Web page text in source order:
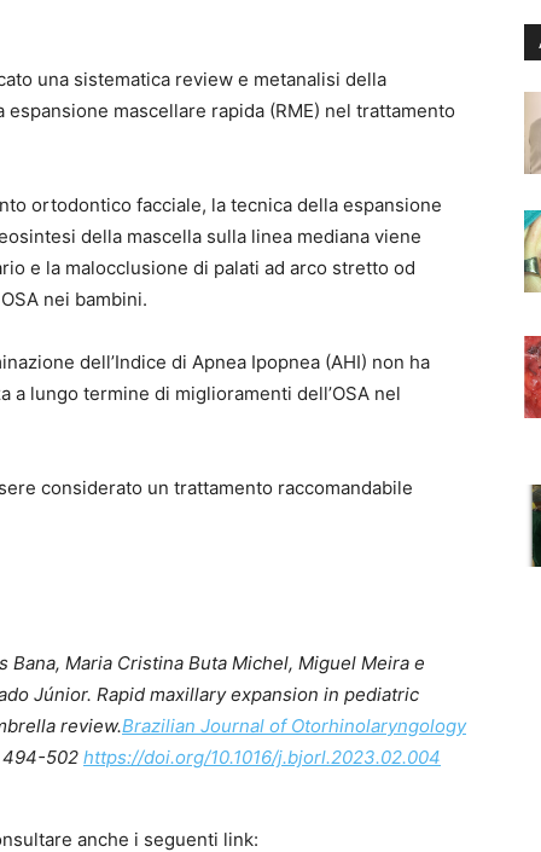
una sistematica review e metanalisi della
mascellare rapida (RME) nel trattamento
ortodontico facciale, la tecnica della espansione
della mascella sulla linea mediana viene
e la malocclusione di palati ad arco stretto od
nei bambini.
dell’Indice di Apnea Ipopnea (AHI) non ha
lungo termine di miglioramenti dell’OSA nel
considerato un trattamento raccomandabile
Bana, Maria Cristina Buta Michel, Miguel Meira e
Júnior. Rapid maxillary expansion in pediatric
review.Brazilian Journal of Otorhinolaryngology
494-502 https://doi.org/10.1016/j.bjorl.2023.02.004
anche i seguenti link: